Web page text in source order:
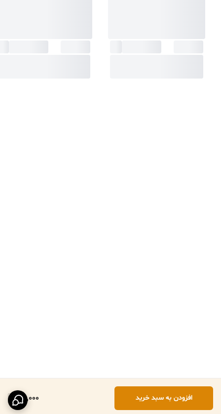
161,000 افزودن به سبد خرید